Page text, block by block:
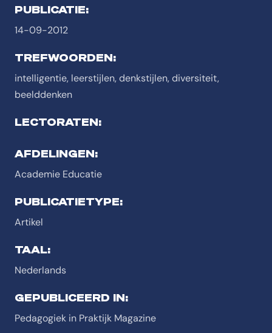
PUBLICATIE:
14-09-2012
TREFWOORDEN:
intelligentie, leerstijlen, denkstijlen, diversiteit,
beelddenken
LECTORATEN:
AFDELINGEN:
Academie Educatie
PUBLICATIETYPE:
Artikel
TAAL:
Nederlands
GEPUBLICEERD IN:
Pedagogiek in Praktijk Magazine